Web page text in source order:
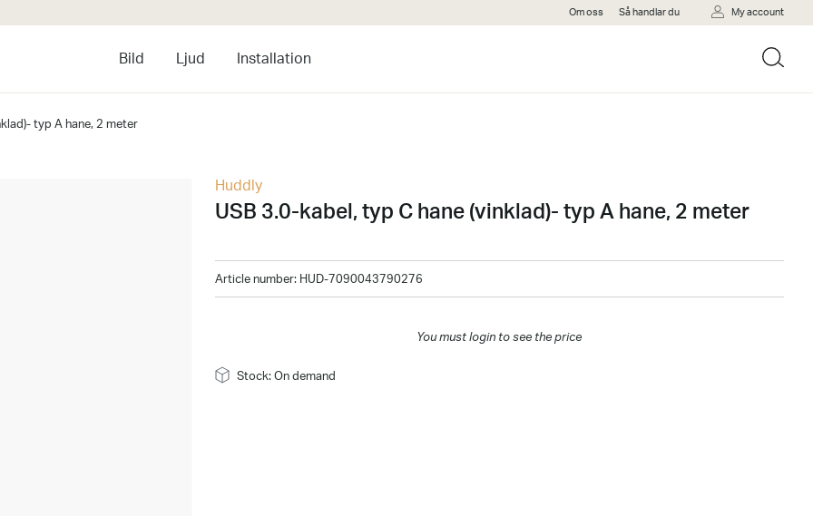
Om oss Så handlar du My account
Bild Ljud Installation
typ A hane, 2 meter
Huddly
USB 3.0-kabel, typ C hane (vinklad)- typ A hane, 2 meter
Article number: HUD-7090043790276
You must login to see the price
Stock: On demand